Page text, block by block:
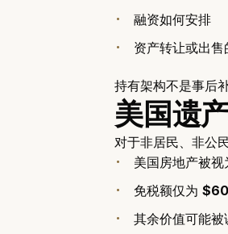
融资如何安排
资产转让或出
持有架构不是事后
美国遗
对于非居民、非公
美国房地产被视
免税额仅为
其余价值可能被